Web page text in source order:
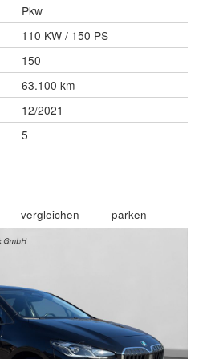
Pkw
110 KW / 150 PS
150
63.100 km
12/2021
5
vergleichen parken